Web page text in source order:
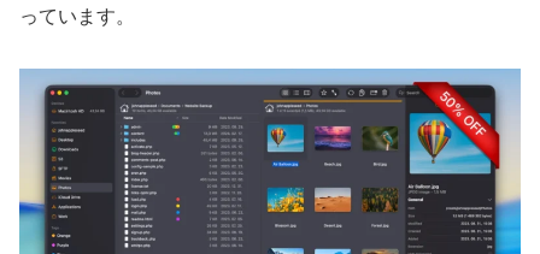
っています。